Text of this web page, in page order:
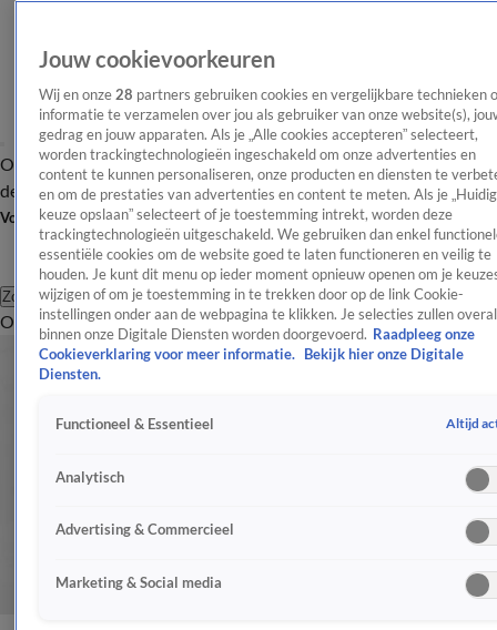
OverzichtAfleveringen Entertainment TV Algemeen
Tip
de redactieNieuwsbrief
Volg Shownieuws
Zoeken
OverzichtEntertainmentSpraakmakendRealityCrimeVideo's
Jouw cookievoorkeuren
Wij en onze 28 partners gebruiken cookies en vergelijkbare technieken
informatie te verzamelen over jou als gebruiker van onze website(s),
gedrag en jouw apparaten. Als je „Alle cookies accepteren” selecteert,
worden trackingtechnologieën ingeschakeld om onze advertenties en
content te kunnen personaliseren, onze producten en diensten te
en om de prestaties van advertenties en content te meten. Als je
keuze opslaan” selecteert of je toestemming intrekt, worden deze
trackingtechnologieën uitgeschakeld. We gebruiken dan enkel
essentiële cookies om de website goed te laten functioneren en veilig te
houden. Je kunt dit menu op ieder moment opnieuw openen om je
wijzigen of om je toestemming in te trekken door op de link Cookie-
instellingen onder aan de webpagina te klikken. Je selecties zullen overal
binnen onze Digitale Diensten worden doorgevoerd. Raadpleeg onze
Cookieverklaring voor meer informatie.
Bekijk hier onze Digitale
Diensten.
Functioneel & Essentieel Altijd
Analytisch
Advertising & Commercieel
Marketing & Social media